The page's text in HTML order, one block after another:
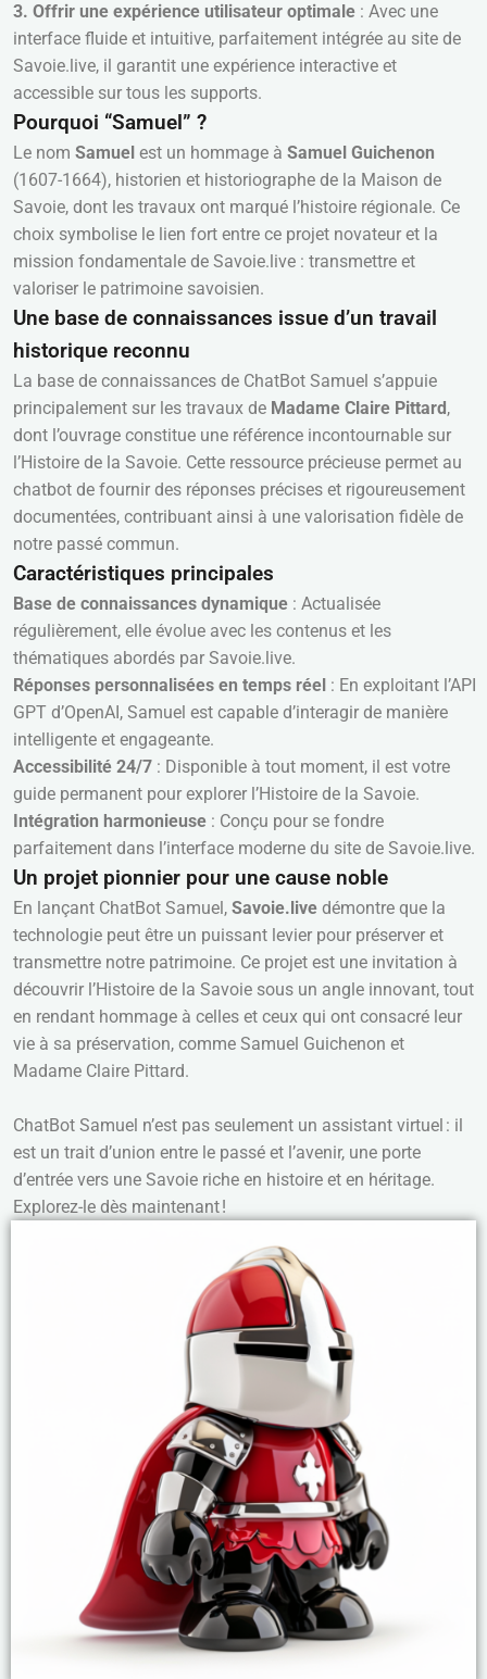
3. Offrir une expérience utilisateur optimale : Avec une
interface fluide et intuitive, parfaitement intégrée au site de
Savoie.live, il garantit une expérience interactive et
accessible sur tous les supports.
Pourquoi “Samuel” ?
Le nom Samuel est un hommage à Samuel Guichenon
(1607-1664), historien et historiographe de la Maison de
Savoie, dont les travaux ont marqué l’histoire régionale. Ce
choix symbolise le lien fort entre ce projet novateur et la
mission fondamentale de Savoie.live : transmettre et
valoriser le patrimoine savoisien.
Une base de connaissances issue d’un travail
historique reconnu
La base de connaissances de ChatBot Samuel s’appuie
principalement sur les travaux de Madame Claire Pittard,
dont l’ouvrage constitue une référence incontournable sur
l’Histoire de la Savoie. Cette ressource précieuse permet au
chatbot de fournir des réponses précises et rigoureusement
documentées, contribuant ainsi à une valorisation fidèle de
notre passé commun.
Caractéristiques principales
Base de connaissances dynamique : Actualisée
régulièrement, elle évolue avec les contenus et les
thématiques abordés par Savoie.live.
Réponses personnalisées en temps réel : En exploitant l’API
GPT d’OpenAI, Samuel est capable d’interagir de manière
intelligente et engageante.
Accessibilité 24/7 : Disponible à tout moment, il est votre
guide permanent pour explorer l’Histoire de la Savoie.
Intégration harmonieuse : Conçu pour se fondre
parfaitement dans l’interface moderne du site de Savoie.live.
Un projet pionnier pour une cause noble
En lançant ChatBot Samuel, Savoie.live démontre que la
technologie peut être un puissant levier pour préserver et
transmettre notre patrimoine. Ce projet est une invitation à
découvrir l’Histoire de la Savoie sous un angle innovant, tout
en rendant hommage à celles et ceux qui ont consacré leur
vie à sa préservation, comme Samuel Guichenon et
Madame Claire Pittard.
ChatBot Samuel n’est pas seulement un assistant virtuel : il
est un trait d’union entre le passé et l’avenir, une porte
d’entrée vers une Savoie riche en histoire et en héritage.
Explorez-le dès maintenant !